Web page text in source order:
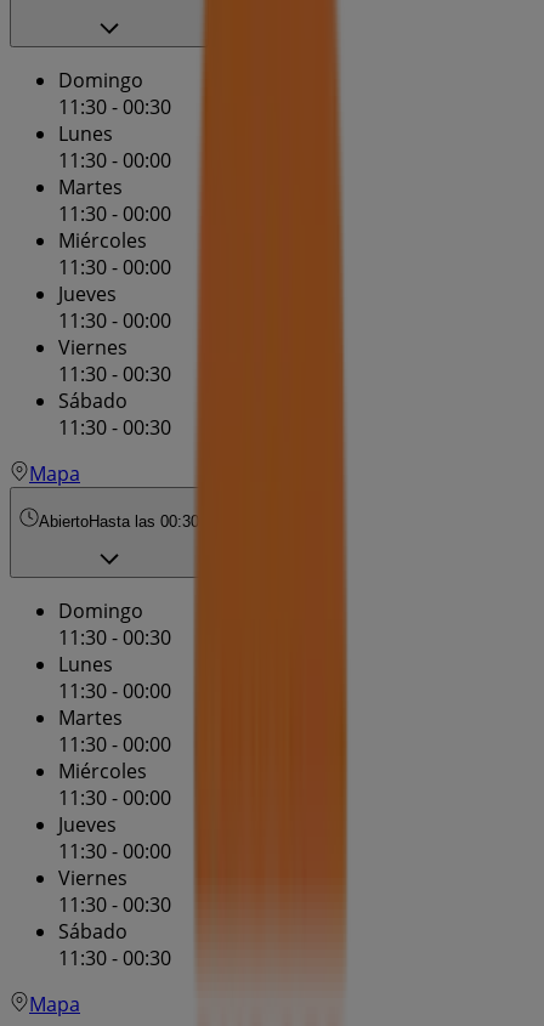
Domingo
11:30 - 00:30
Lunes
11:30 - 00:00
Martes
11:30 - 00:00
Miércoles
11:30 - 00:00
Jueves
11:30 - 00:00
Viernes
11:30 - 00:30
Sábado
11:30 - 00:30
Mapa
AbiertoHasta las 00:30
Domingo
11:30 - 00:30
Lunes
11:30 - 00:00
Martes
11:30 - 00:00
Miércoles
11:30 - 00:00
Jueves
11:30 - 00:00
Viernes
11:30 - 00:30
Sábado
11:30 - 00:30
Mapa